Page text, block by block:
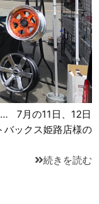
7月の11日、12日
バックス姫路店様の
続きを読む